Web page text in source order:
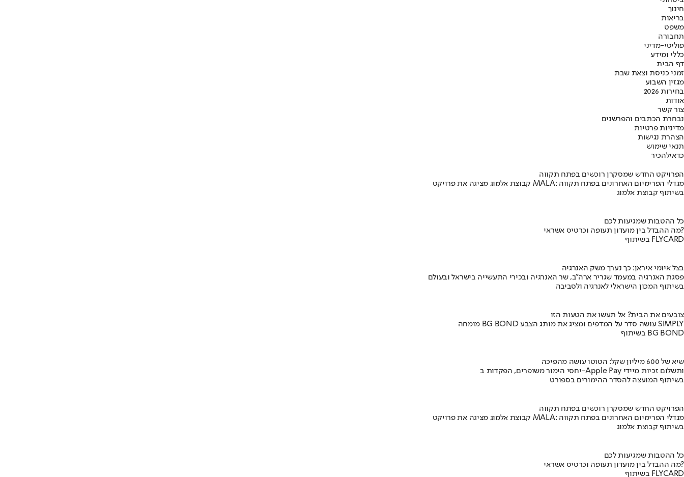
חינוך
בריאות
משפט
תחבורה
פוליטי-מדיני
כללי ומידע
דף הבית
זמני כניסת וצאת שבת
מגזין השבוע
בחירות 2026
אודות
צור קשר
נבחרת הכתבים והפרשנים
מדיניות פרטיות
הצהרת נגישות
תנאי שימוש
כדאילהכיר
הפרויקט החדש שמסקרן רוכשים בפתח תקווה
קבוצת אלמוג מציגה את פרויקט MALA: מגדלי הפרימיום האחרונים בפתח תקווה
בשיתוף קבוצת אלמוג
כל ההטבות שמגיעות לכם
מה ההבדל בין מועדון תעופה וכרטיס אשראי?
בשיתוף FLYCARD
בצל איומי איראן: כך נערך משק האנרגיה
פסגת האנרגיה במעמד שגריר ארה"ב, שר האנרגיה ובכירי התעשייה בישראל ובעולם
בשיתוף המכון הישראלי לאנרגיה ולסביבה
צובעים את הבית? אל תעשו את הטעות הזו
מומחה BG BOND עושה סדר על המדפים ומציג את מותג הצבע SIMPLY
בשיתוף BG BOND
שיא של 600 מיליון שקל: הטוטו עושה מהפיכה
יחסי הימור משופרים, הפקדות ב-Apple Pay ותשלום זכיות מיידי
בשיתוף המועצה להסדר ההימורים בספורט
הפרויקט החדש שמסקרן רוכשים בפתח תקווה
קבוצת אלמוג מציגה את פרויקט MALA: מגדלי הפרימיום האחרונים בפתח תקווה
בשיתוף קבוצת אלמוג
כל ההטבות שמגיעות לכם
מה ההבדל בין מועדון תעופה וכרטיס אשראי?
בשיתוף FLYCARD